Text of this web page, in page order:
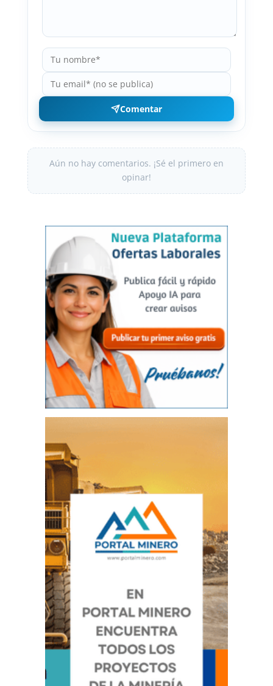
Comentar
Aún no hay comentarios. ¡Sé el primero en
opinar!